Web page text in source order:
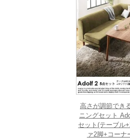
高さが調節でき
ニングセット
セット(テーブル
ァ2脚+コーナ